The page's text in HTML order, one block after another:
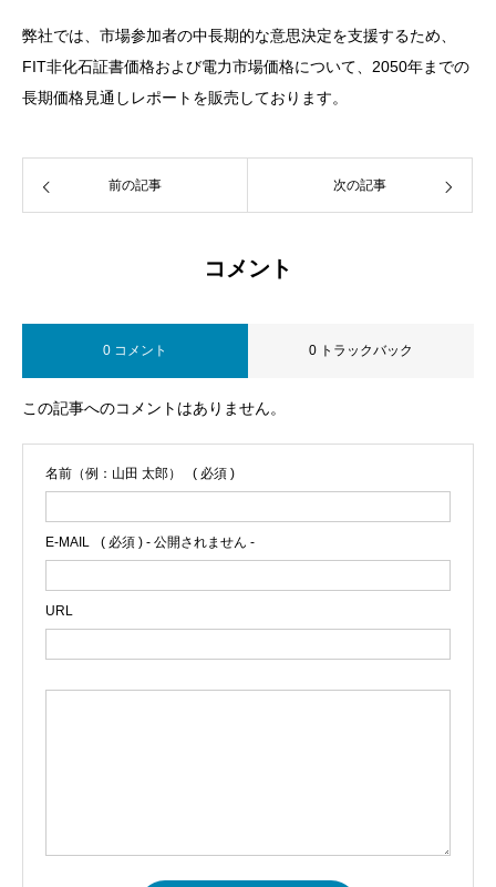
弊社では、市場参加者の中長期的な意思決定を支援するため、
FIT非化石証書価格および電力市場価格について、2050年までの
長期価格見通しレポートを販売しております。
前の記事 次の記事
コメント
0 コメント 0 トラックバック
この記事へのコメントはありません。
名前（例：山田 太郎） ( 必須 )
E-MAIL ( 必須 ) - 公開されません -
URL